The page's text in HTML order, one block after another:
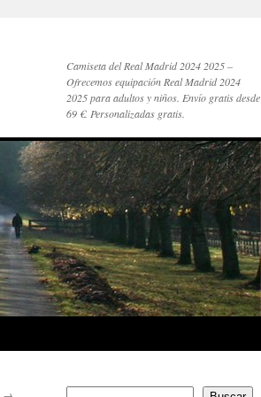
Camiseta del Real Madrid 2024 2025 –
Ofrecemos equipación Real Madrid 2024
2025 para adultos y niños. Envío gratis desde
69 €. Personalizadas gratis.
→